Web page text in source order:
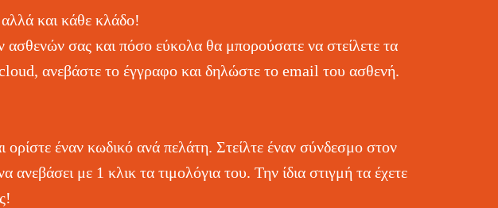
αλλά και κάθε κλάδο!
ασθενών σας και πόσο εύκολα θα μπορούσατε να στείλετε τα
ανεβάστε το έγγραφο και δηλώστε το email του ασθενή.
έναν κωδικό ανά πελάτη. Στείλτε έναν σύνδεσμο στον
με 1 κλικ τα τιμολόγια του. Την ίδια στιγμή τα έχετε